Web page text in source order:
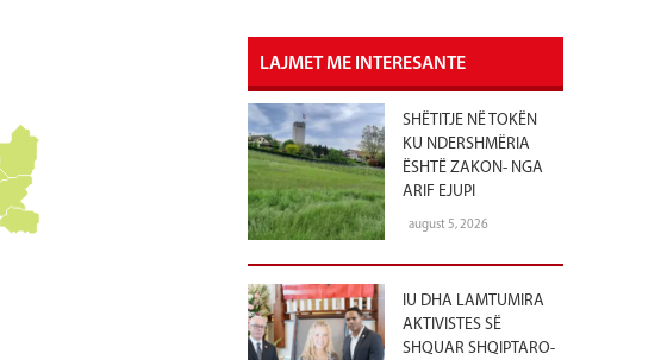
LAJMET ME INTERESANTE
SHËTITJE NË TOKËN
KU NDERSHMËRIA
ËSHTË ZAKON- NGA
ARIF EJUPI
august 5, 2026
IU DHA LAMTUMIRA
AKTIVISTES SË
SHQUAR SHQIPTARO-